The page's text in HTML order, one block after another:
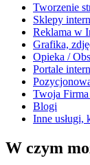
Tworzenie
Sklepy
Reklama w
Grafika,
Opieka /
Portale
Twoja Firma
Blogi
Inne usługi,
W czym